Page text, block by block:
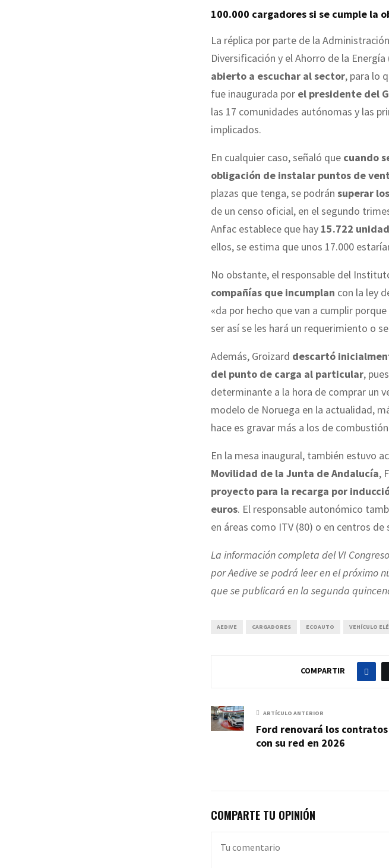
100.000 cargadores si se cumple la
La réplica por parte de la
Diversificación y el Ahorro de la Energía
abierto a escuchar al sector, para lo
fue inaugurada por el presidente del
las 17 comunidades autónomas y las
implicados.
En cualquier caso, señaló que cuando
obligación de instalar puntos de
plazas que tenga, se podrán superar
de un censo oficial, en el segundo
Anfac establece que hay 15.722
ellos, se estima que unos 17.000
No obstante, el responsable del
compañías que incumplan con la ley
«da por hecho que van a cumplir
ser así se les hará un requerimiento o
Además, Groizard descartó
del punto de carga al particular,
determinante a la hora de comprar un
modelo de Noruega en la actualidad,
hace es gravar más a los de
En la mesa inaugural, también estuvo
Movilidad de la Junta deAndalucía,
proyecto para la recarga por
euros. El responsable autonómico
en áreas como ITV (80) o en centros de
La información completa del VI
por Aedive se podrá leer en el próximo
que se publicará en la segunda
AEDIVE CARGADORES ECOAUTO VEHÍCULO
COMPARTIR
ARTÍCULO ANTERIOR
Ford renovará los contratos
con su red en 2026
COMPARTE TU OPINIÓN